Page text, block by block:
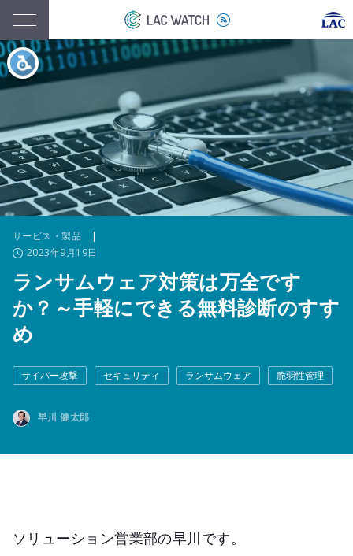
サービス・製品 |
2023年9月19日
ランサムウェア対策は万全です
か？～手軽にできる無料診断のすす
め
サイバー攻撃 セキュリティ ランサムウェア 脆弱性管理
早川 健太郎
ソリューション営業部の早川です。